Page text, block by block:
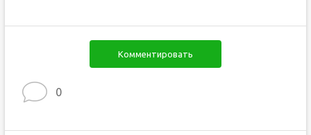
Комментировать
0